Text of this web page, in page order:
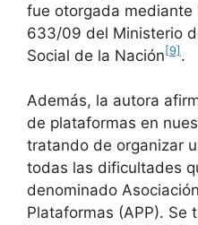
fue otorgada mediante
633/09 del Ministerio
Social de la Nación[9] .
Además, la autora
de plataformas en
tratando de organizar
todas las dificultades
denominado
Plataformas (APP). Se